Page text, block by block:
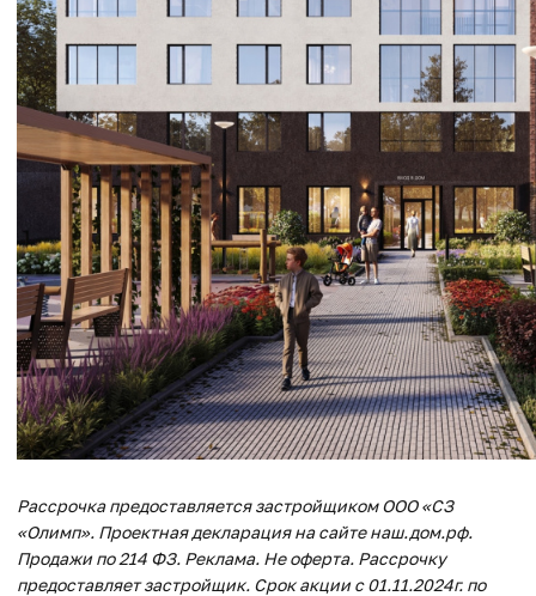
Рассрочка предоставляется застройщиком ООО «СЗ
«Олимп». Проектная декларация на сайте наш.дом.рф.
Продажи по 214 ФЗ. Реклама. Не оферта. Рассрочку
предоставляет застройщик. Срок акции с 01.11.2024г. по